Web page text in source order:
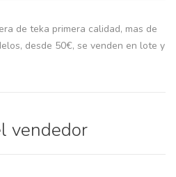
de teka primera calidad, mas de
desde 50€, se venden en lote y
vendedor